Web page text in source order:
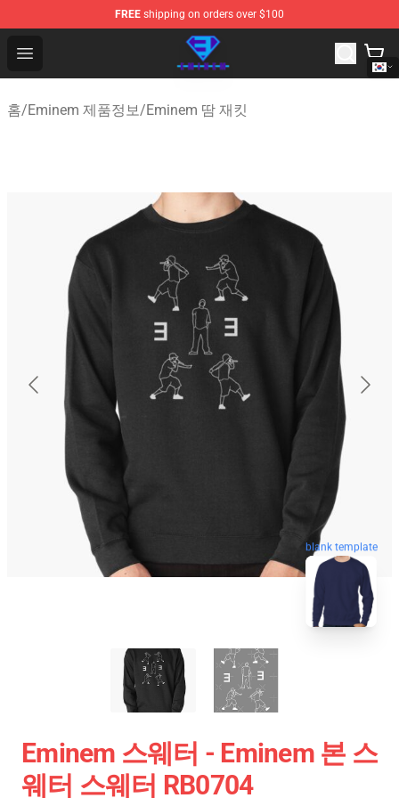
FREE shipping on orders over $100
Open menu
Eminem Store - Official Eminem Merchandise Shop
홈/Eminem 제품정보/Eminem 땀 재킷
blank template
Eminem 스웨터 - Eminem 본 스
웨터 스웨터 RB0704